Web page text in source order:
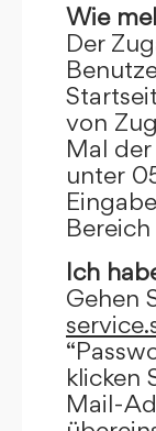
Wie
Der
von
Mal
unter
Ich
Gehen
klicken
Mail-